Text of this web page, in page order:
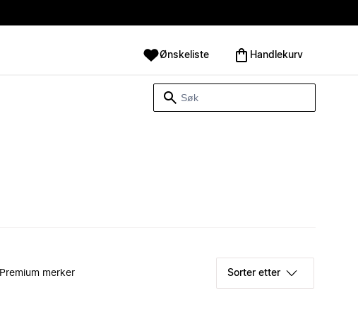
Ønskeliste Handlekurv
Premium merker Sorter etter